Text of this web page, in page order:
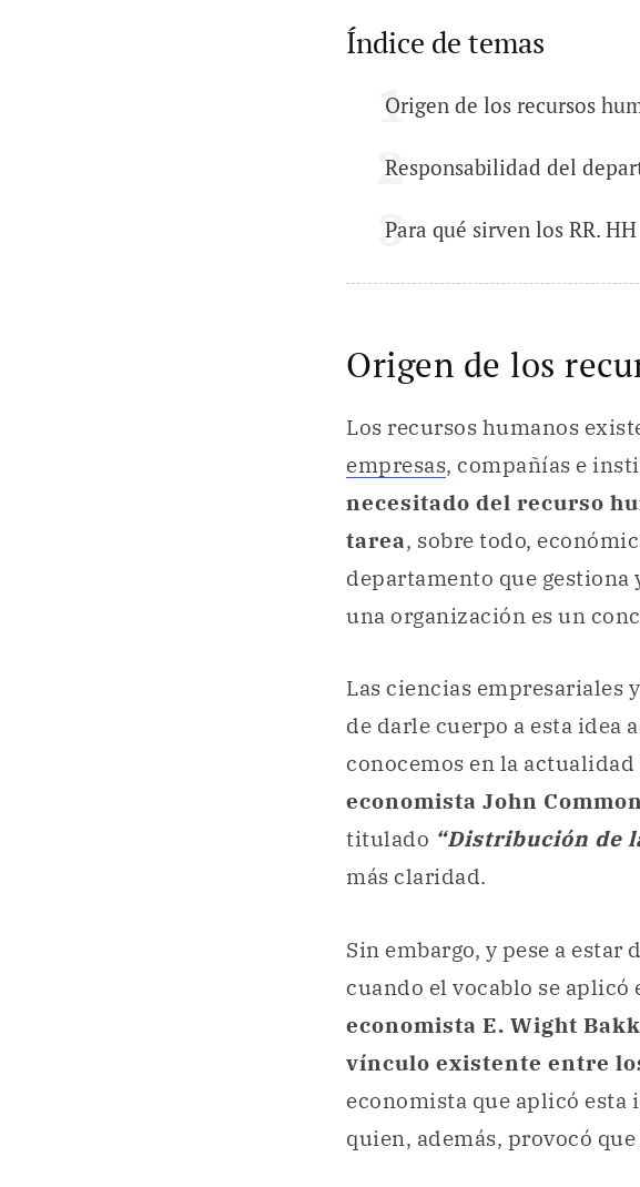
Índice de temas
Origen de los recursos
Responsabilidad del
Para qué sirven los RR. HH
Origen de los
Los recursos humanos
empresas, compañías e
necesitado del recurso
tarea, sobre todo,
departamento que
una organización es un
Las ciencias empresariales
de darle cuerpo a esta idea
conocemos en la
economista John
titulado “Distribución de
más claridad.
Sin embargo, y pese a
cuando el vocablo se
economista E. Wight
vínculo existente entre
economista que aplicó esta
quien, además, provocó